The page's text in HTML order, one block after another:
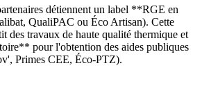
détiennent un label **RGE en
QualiPAC ou Éco Artisan). Cette
des travaux de haute qualité thermique et
pour l'obtention des aides publiques
Primes CEE, Éco-PTZ).